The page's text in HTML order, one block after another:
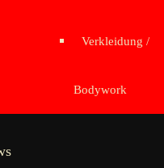
Verkleidung /
Bodywork